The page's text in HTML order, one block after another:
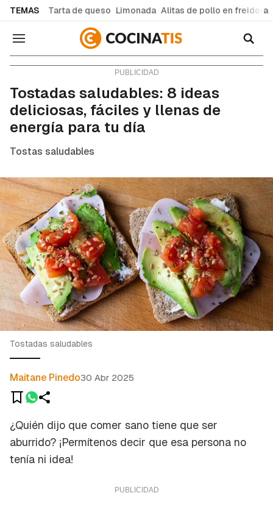
TEMAS Tarta de queso Limonada Alitas de pollo en freidora
Navegación
Tostadas saludables: 8 ideas
deliciosas, fáciles y llenas de
energía para tu día
Tostas saludables
Tostadas saludables
Maitane Pinedo30 Abr 2025
¿Quién dijo que comer sano tiene que ser
aburrido? ¡Permítenos decir que esa persona no
tenía ni idea!